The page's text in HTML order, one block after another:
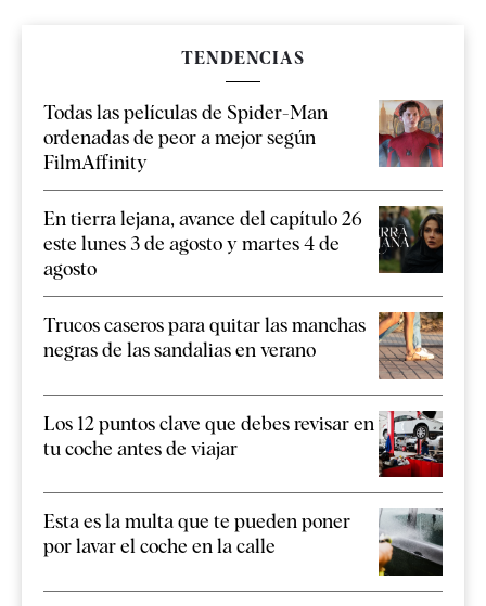
TENDENCIAS
Todas las películas de Spider-Man
ordenadas de peor a mejor según
FilmAffinity
En tierra lejana, avance del capítulo 26
este lunes 3 de agosto y martes 4 de
agosto
Trucos caseros para quitar las manchas
negras de las sandalias en verano
Los 12 puntos clave que debes revisar en
tu coche antes de viajar
Esta es la multa que te pueden poner
por lavar el coche en la calle